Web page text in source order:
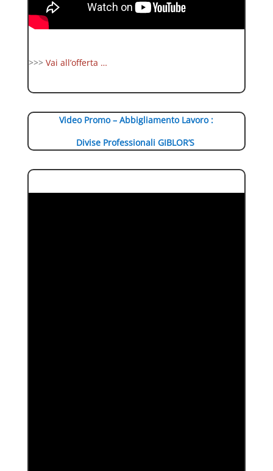
>>> Vai all’offerta …
Video Promo – Abbigliamento Lavoro :
Divise Professionali GIBLOR’S